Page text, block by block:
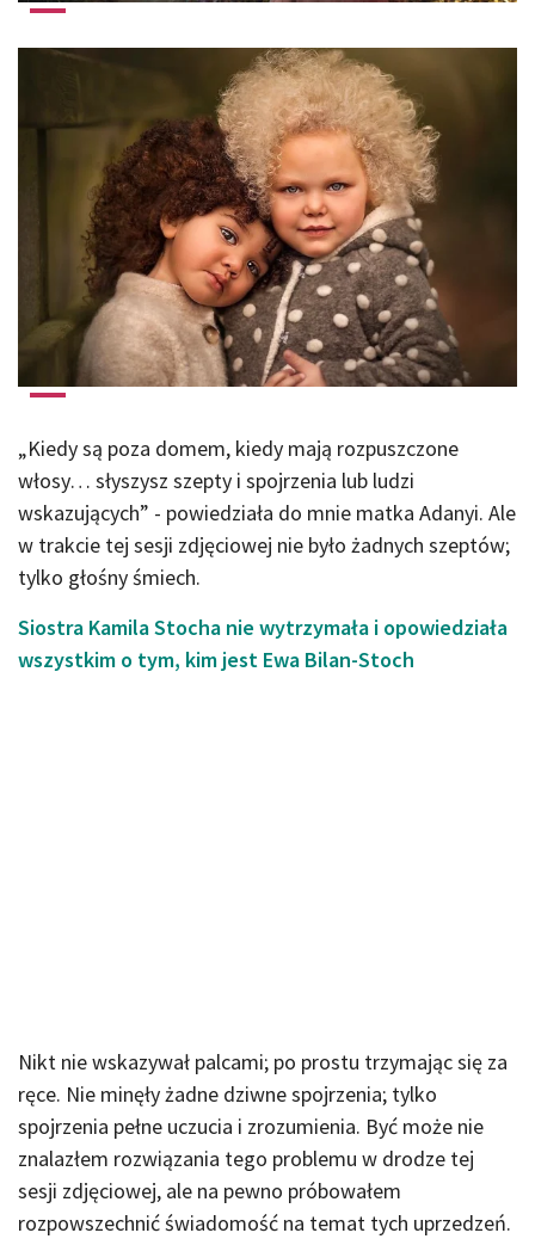
„Kiedy są poza domem, kiedy mają rozpuszczone
włosy… słyszysz szepty i spojrzenia lub ludzi
wskazujących” - powiedziała do mnie matka Adanyi. Ale
w trakcie tej sesji zdjęciowej nie było żadnych szeptów;
tylko głośny śmiech.
Siostra Kamila Stocha nie wytrzymała i opowiedziała
wszystkim o tym, kim jest Ewa Bilan-Stoch
Nikt nie wskazywał palcami; po prostu trzymając się za
ręce. Nie minęły żadne dziwne spojrzenia; tylko
spojrzenia pełne uczucia i zrozumienia. Być może nie
znalazłem rozwiązania tego problemu w drodze tej
sesji zdjęciowej, ale na pewno próbowałem
rozpowszechnić świadomość na temat tych uprzedzeń.